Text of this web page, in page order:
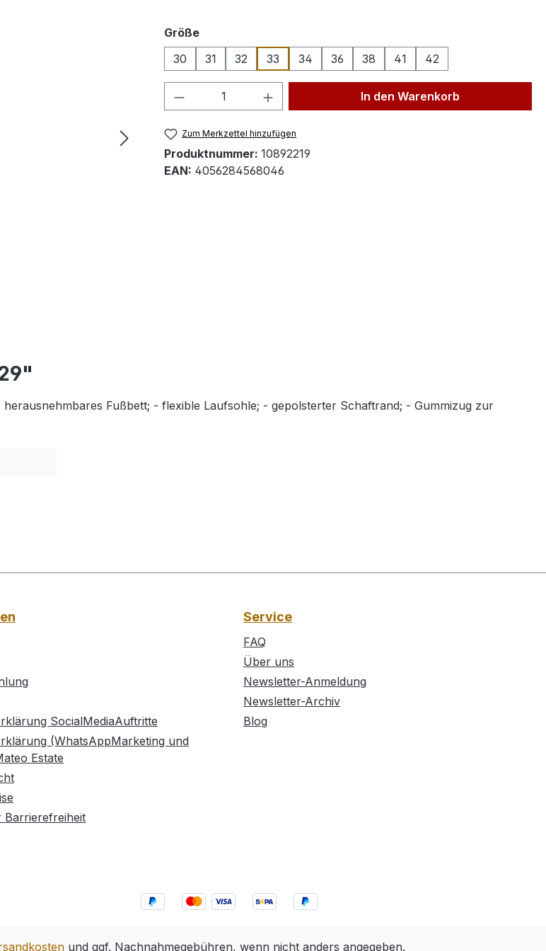
Größeauswählen
30
31 32 33 34 36 38 41 42
Produkt Anzahl: Gib den gewünschten Wert
In den Warenkorb
Zum Merkzettel hinzufügen
Produktnummer: 10892219
EAN: 4056284568046
Fußbett; - flexible Laufsohle; - gepolsterter Schaftrand; - Gummizug zur
SocialMediaAuftritte
(WhatsAppMarketing und
Estate
Barrierefreiheit
Service
FAQ
Über uns
Newsletter-Anmeldung
Newsletter-Archiv
Blog
und ggf. Nachnahmegebühren, wenn nicht anders angegeben.